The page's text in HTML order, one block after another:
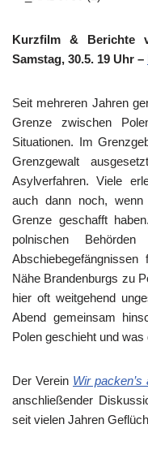
Kurzfilm & Berichte
Samstag, 30.5. 19 Uhr –
Seit mehreren Jahren
Grenze zwischen
Situationen. Im
Grenzgewalt
Asylverfahren. Viele
auch dann noch,
Grenze geschafft
polnischen
Nähe Brandenburgs zu
hier oft weitgehend
Abend gemeinsam
Polen geschieht und
Der Verein Wir packen’s
anschließender
seit vielen Jahren